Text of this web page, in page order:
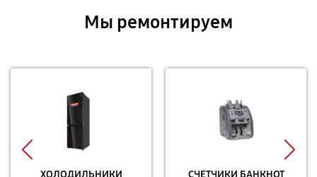
Мы ремонтируем
ХОЛОДИЛЬНИКИ СЧЕТЧИКИ БАНКНОТ